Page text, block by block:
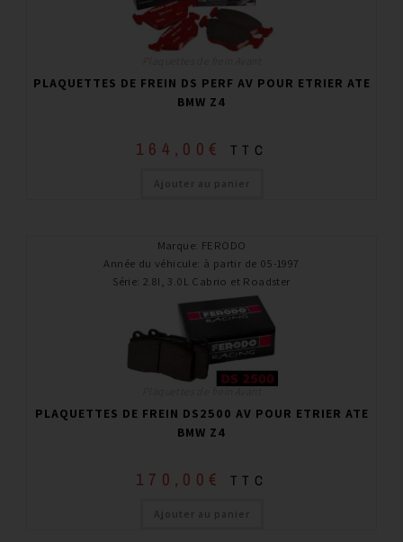
PLAQUETTES DE FREIN DS PERF AV POUR ETRIER ATE
BMW Z4
164,00 € TTC
Ajouter au panier
Marque: FERODO
Année du véhicule: à partir de 05-1997
Série:2.8l, 3.0L Cabrio et Roadster
PLAQUETTES DE FREIN DS2500 AV POUR ETRIER ATE
BMW Z4
170,00 € TTC
Ajouter au panier